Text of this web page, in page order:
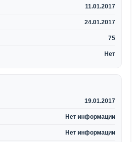
11.01.2017
24.01.2017
75
Нет
19.01.2017
Нет информации
Нет информации